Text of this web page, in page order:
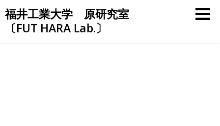
Skip
to
content
福井工業大学 原研究室
〔FUT HARA Lab.〕